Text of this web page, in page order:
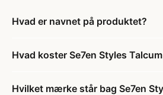
Hvad er navnet på produktet?
Hvad koster Se7en Styles
Hvilket mærke står bag Se7en